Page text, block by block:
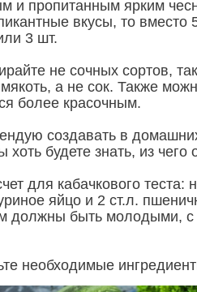
и пропитанным ярким
вкусы, то вместо
3 шт.
не сочных сортов,
а не сок. Также
более красочным.
создавать в
будете знать, из чего
для кабачкового теста:
яйцо и 2 ст.л.
должны быть молодыми, с
необходимые